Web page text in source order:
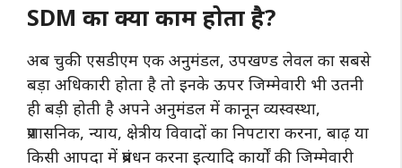
SDM का क्या काम होता है?
अब चुकी एसडीएम एक अनुमंडल, उपखण्ड लेवल का सबसे
बड़ा अधिकारी होता है तो इनके ऊपर जिम्मेवारी भी उतनी
ही बड़ी होती है अपने अनुमंडल में कानून व्यस्वस्था,
प्रशासनिक, न्याय, क्षेत्रीय विवादों का निपटारा करना, बाढ़ या
किसी आपदा में प्रबंधन करना इत्यादि कार्यों की जिम्मेवारी